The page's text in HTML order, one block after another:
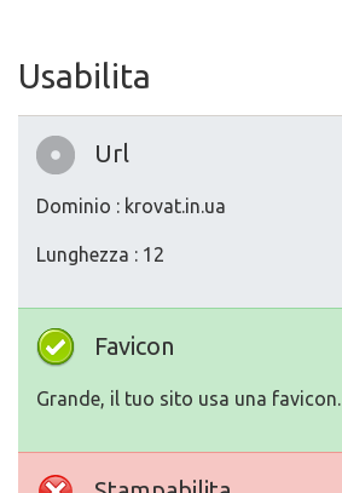
Usabilita
Url
Dominio : krovat.in.ua
Lunghezza : 12
Favicon
Grande, il tuo sito usa una favicon.